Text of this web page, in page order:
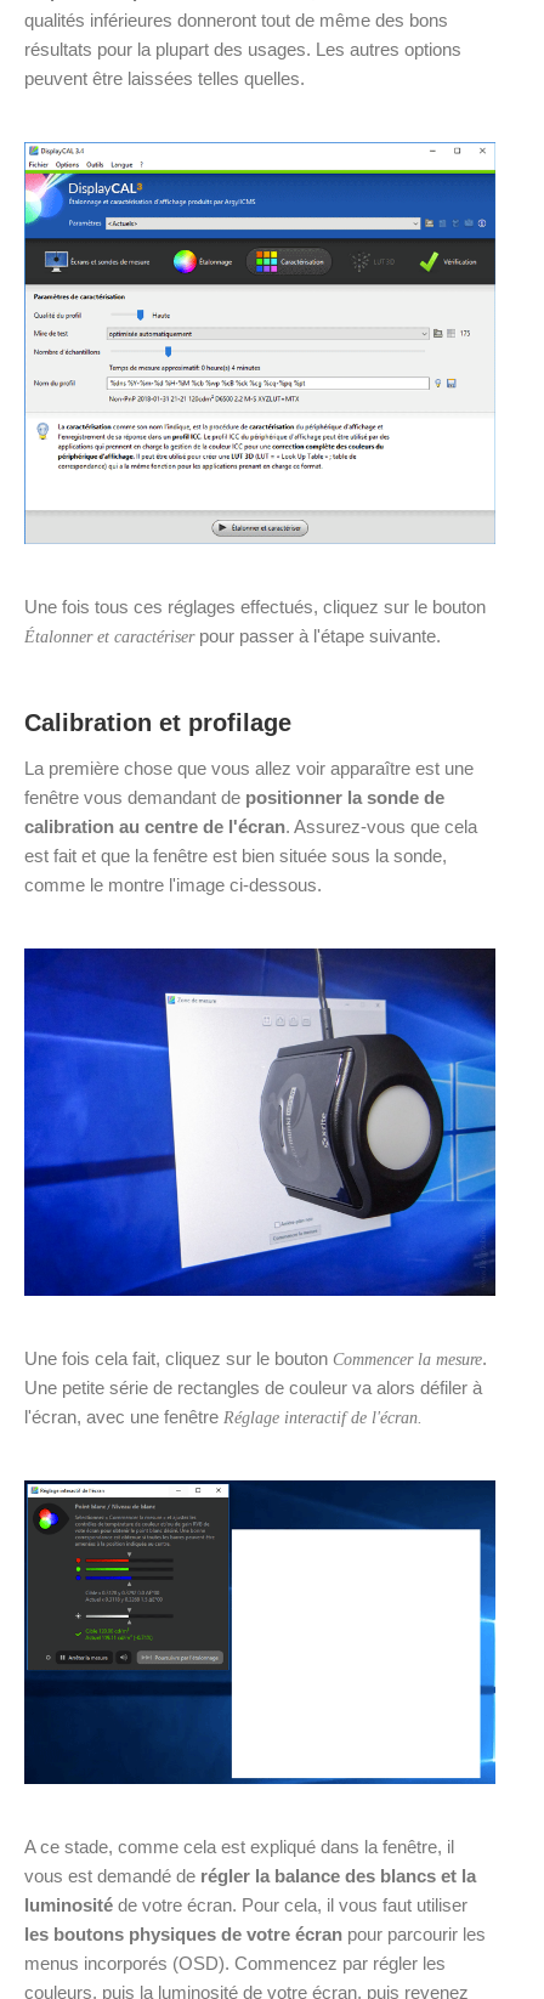
qualités inférieures donneront tout de même des bons
résultats pour la plupart des usages. Les autres options
peuvent être laissées telles quelles.
Une fois tous ces réglages effectués, cliquez sur le bouton
Étalonner et caractériserpour passer à l'étape suivante.
Calibration et profilage
La première chose que vous allez voir apparaître est une
fenêtre vous demandant de positionner la sonde de
calibration au centre de l'écran. Assurez-vous que cela
est fait et que la fenêtre est bien située sous la sonde,
comme le montre l'image ci-dessous.
Une fois cela fait, cliquez sur le bouton Commencer la mesure.
Une petite série de rectangles de couleur va alors défiler à
l'écran, avec une fenêtre Réglage interactif de l'écran.
A ce stade, comme cela est expliqué dans la fenêtre, il
vous est demandé de régler la balance des blancs et la
luminosité de votre écran. Pour cela, il vous faut utiliser
les boutons physiques de votre écran pour parcourir les
menus incorporés (OSD). Commencez par régler les
couleurs, puis la luminosité de votre écran, puis revenez